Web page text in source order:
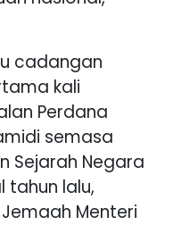
cadangan
kali
Perdana
semasa
Sejarah Negara
tahun lalu,
Menteri